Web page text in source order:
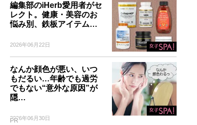
編集部のiHerb愛用者がセ
レクト。健康・美容のお
悩み別、鉄板アイテム…
2026年06月22日
なんか顔色が悪い、いつ
もだるい…年齢でも過労
でもない“意外な原因”が
隠…
2026年06月30日
PR